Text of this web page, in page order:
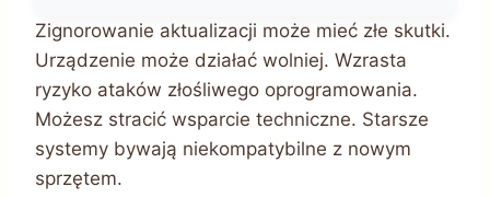
Zignorowanie aktualizacji może mieć złe skutki.
Urządzenie może działać wolniej. Wzrasta
ryzyko ataków złośliwego oprogramowania.
Możesz stracić wsparcie techniczne. Starsze
systemy bywają niekompatybilne z nowym
sprzętem.